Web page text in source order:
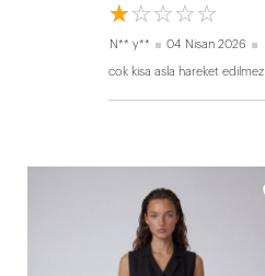
☆☆☆☆☆
★★★★★
N** y** 04 Nisan 2026
cok kisa asla hareket edilmez